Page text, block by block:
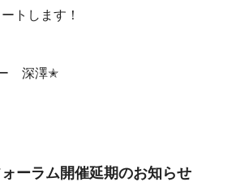
トします！
ー 深澤✭
ーラム開催延期のお知らせ